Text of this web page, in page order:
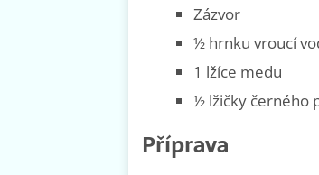
Zázvor
½ hrnku vroucí
1 lžíce medu
½ lžičky černého
Příprava